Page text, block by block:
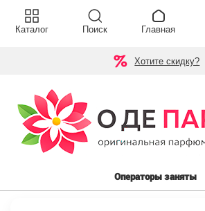
Хотите скидку?
Операторы заняты
Каталог Поиск Главная